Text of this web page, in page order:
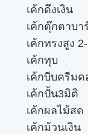
เค้กดึงเงิน
เค้กตุ๊กตาบา
เค้กทรงสูง
เค้กทุบ
เค้กบีบครีมด
เค้กปั้น3มิติ
เค้กผลไม้สด
เค้กม้วนเงิน